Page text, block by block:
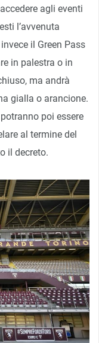
agli eventi
l’avvenuta
il Green Pass
in palestra o in
ma andrà
gialla o arancione.
poi essere
al termine del
il decreto.